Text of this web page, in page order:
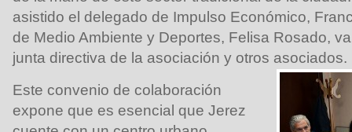
asistido el delegado de Impulso Económico,
de Medio Ambiente y Deportes, Felisa Rosado,
junta directiva de la asociación y otros asociados.
Este convenio de colaboración
expone que es esencial que Jerez